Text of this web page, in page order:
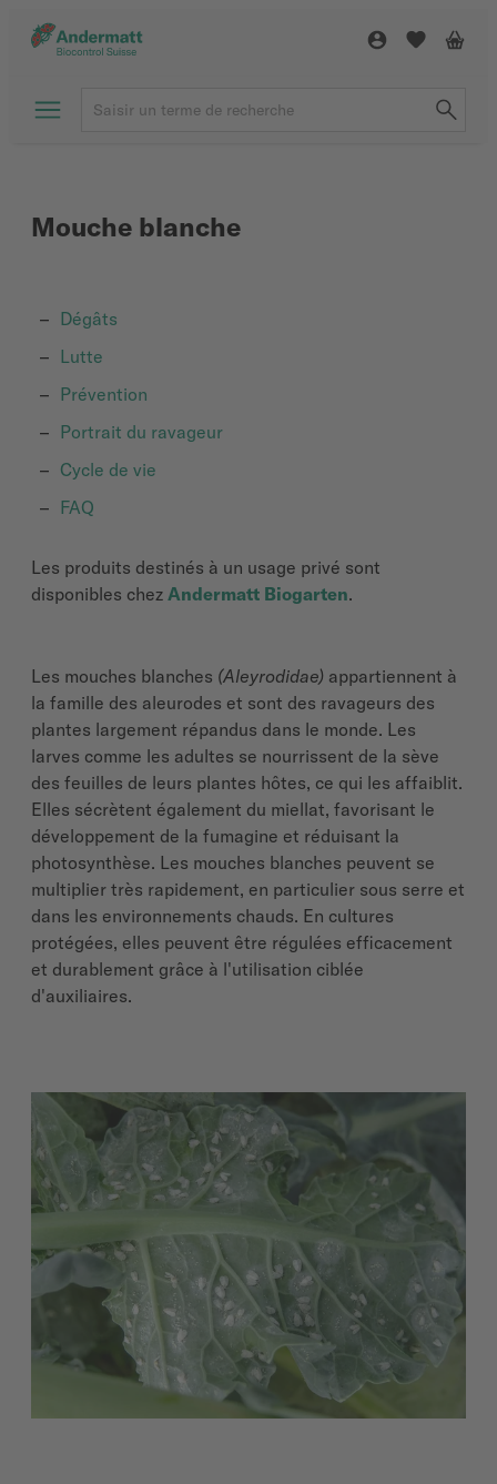
Mouche blanche
Dégâts
Lutte
Prévention
Portrait du ravageur
Cycle de vie
FAQ
Les produits destinés à un usage privé sont
disponibles chez Andermatt Biogarten.
Les mouches blanches (Aleyrodidae) appartiennent à
la famille des aleurodes et sont des ravageurs des
plantes largement répandus dans le monde. Les
larves comme les adultes se nourrissent de la sève
des feuilles de leurs plantes hôtes, ce qui les affaiblit.
Elles sécrètent également du miellat, favorisant le
développement de la fumagine et réduisant la
photosynthèse. Les mouches blanches peuvent se
multiplier très rapidement, en particulier sous serre et
dans les environnements chauds. En cultures
protégées, elles peuvent être régulées efficacement
et durablement grâce à l'utilisation ciblée
d'auxiliaires.